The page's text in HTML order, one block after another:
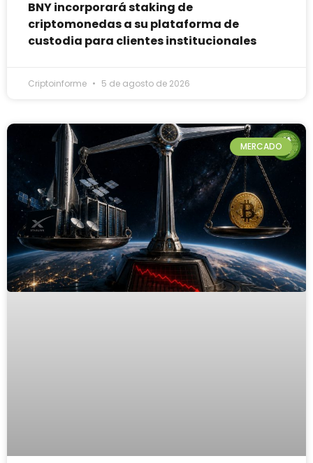
BNY incorporará staking de
criptomonedas a su plataforma de
custodia para clientes institucionales
Criptoinforme 5 de agosto de 2026
MERCADO